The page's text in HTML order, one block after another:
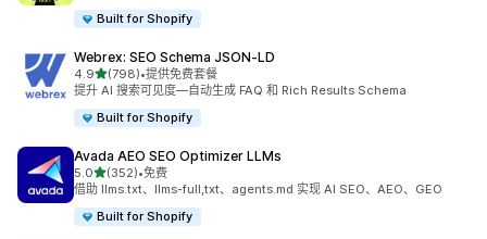
Built for Shopify
Webrex: SEO Schema JSON‑LD
4.9星（满分 5 星）
(798)
总共 798 条评论
•提供免费套餐
提升 AI 搜索可见度—自动生成 FAQ 和 Rich Results Schema
Built for Shopify
Avada AEO SEO Optimizer LLMs
5.0星（满分 5 星）
(352)
总共 352 条评论
•免费
借助 llms.txt、llms-full,txt、agents.md 实现 AI SEO、AEO、GEO
Built for Shopify